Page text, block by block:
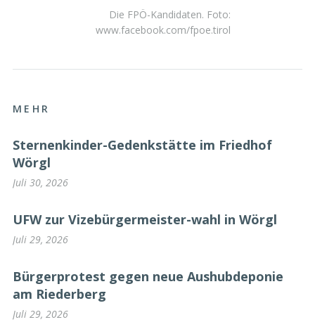
Die FPÖ-Kandidaten. Foto:
www.facebook.com/fpoe.tirol
MEHR
Sternenkinder-Gedenkstätte im Friedhof
Wörgl
Juli 30, 2026
UFW zur Vizebürgermeister-wahl in Wörgl
Juli 29, 2026
Bürgerprotest gegen neue Aushubdeponie
am Riederberg
Juli 29, 2026